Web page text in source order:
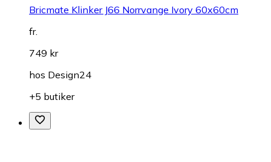
Bricmate Klinker J66 Norrvange Ivory 60x60cm
fr.
749 kr
hos Design24
+5 butiker